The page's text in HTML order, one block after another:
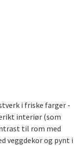
i friske farger -
interiør (som
til rom med
veggdekor og pynt i